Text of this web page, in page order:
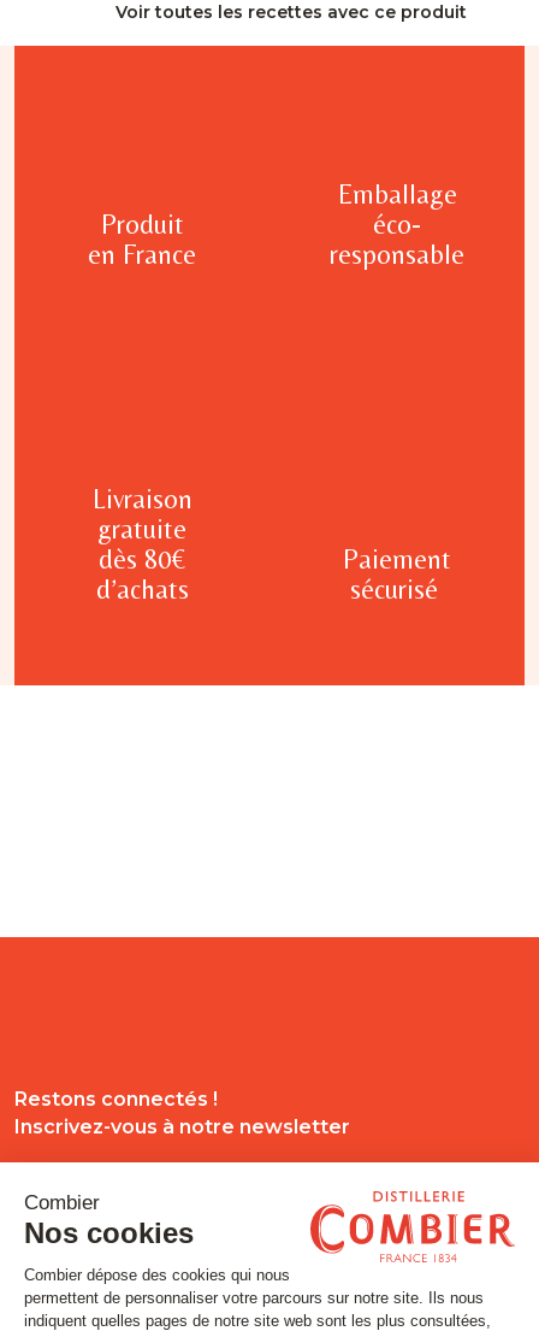
Voir toutes les recettes avec ce produit
Produit
en France
Emballage
éco-
responsable
Livraison
gratuite
dès 80€
d’achats
Paiement
sécurisé
Restons connectés !
Inscrivez-vous à notre newsletter